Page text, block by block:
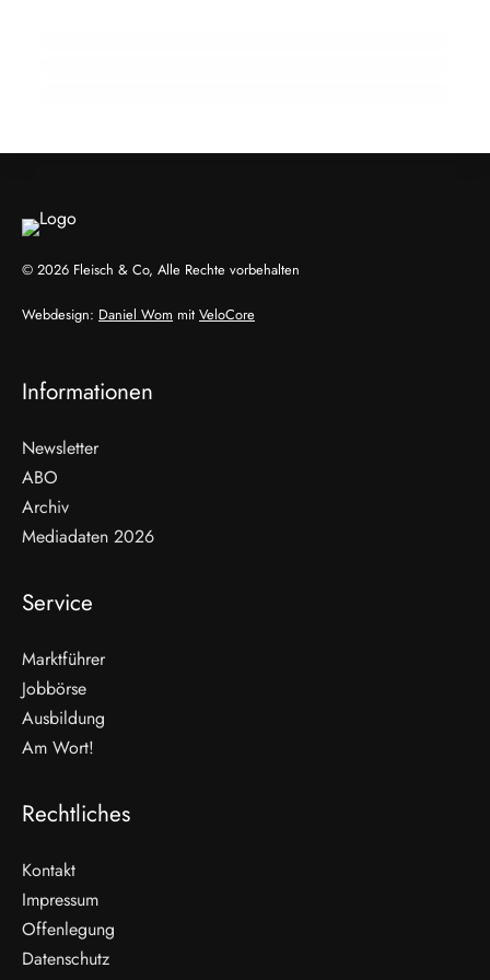
WEITERLESEN
Nicht verpassen
© 2026 Fleisch & Co, Alle Rechte vorbehalten
Webdesign: Daniel Wom mit VeloCore
Informationen
Newsletter
ABO
Archiv
Mediadaten 2026
Service
Marktführer
Jobbörse
Ausbildung
Am Wort!
Rechtliches
Kontakt
Impressum
Offenlegung
Datenschutz